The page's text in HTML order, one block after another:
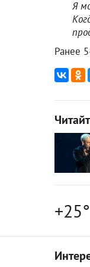
Я
Ранее
+25°